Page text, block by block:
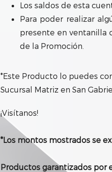
Los saldos de esta
Para poder realizar
presente en ventanilla
de la Promoción.
*Este Producto lo puedes
Sucursal Matriz en San
¡Visítanos!
*Los montos mostrados se
Productos garantizados por